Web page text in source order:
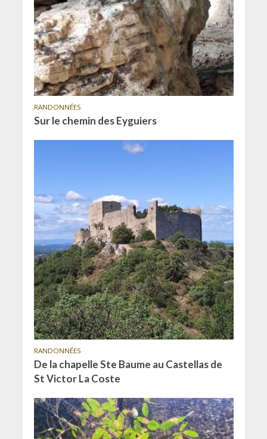
RANDONNÉES
Sur le chemin des Eyguiers
RANDONNÉES
De la chapelle Ste Baume au Castellas de
St Victor La Coste